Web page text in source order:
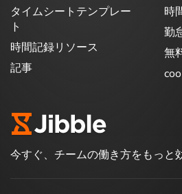
タイムシートテンプレー
ト
時間記録リソース
記事
時
勤
無
今すぐ、チームの働き方をもっと